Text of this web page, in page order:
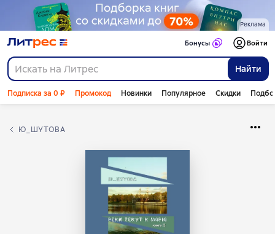
Реклама
Найти
Бонусы Войти
Подписка за 0 ₽ Промокод Новинки Популярное Скидки
Ю_ШУТОВА